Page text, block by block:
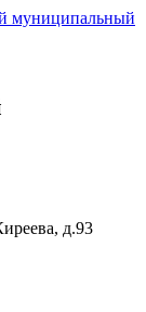
д.93